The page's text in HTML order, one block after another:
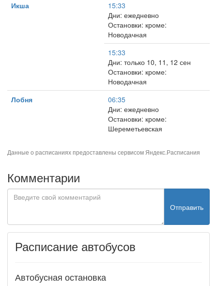
Икша
15:33
Дни: ежедневно
Остановки: кроме:
Новодачная
15:33
Дни: только 10, 11, 12 сен
Остановки: кроме:
Новодачная
Лобня
06:35
Дни: ежедневно
Остановки: кроме:
Шереметьевская
Данные о расписаниях предоставлены сервисом Яндекс.Расписания
Комментарии
Отправить
Расписание автобусов
Автобусная остановка